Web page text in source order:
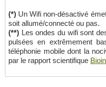
(*) Un Wifi non-désactivé
soit allumé/connecté ou pas.
(**) Les ondes du wifi sont
pulsées en extrêmement
téléphonie mobile dont la
par le rapport scientifique